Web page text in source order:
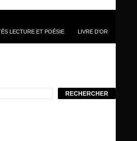
LECTURE ET POÉSIE LIVRE D’OR
RECHERCHER